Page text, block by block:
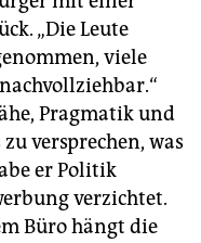
„Die Leute
viele
Pragmatik und
versprechen, was
er Politik
verzichtet.
Büro hängt die